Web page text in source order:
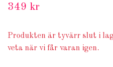
349 kr
Produkten är tyvärr slut i
veta när vi får varan igen.